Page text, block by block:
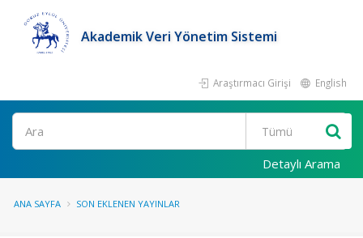
Akademik Veri Yönetim Sistemi
Araştırmacı Girişi English
Ara
Detaylı Arama
ANA SAYFA SON EKLENEN YAYINLAR